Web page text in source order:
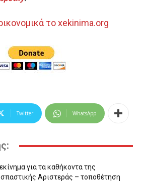
το xekinima.org
Twitter WhatsApp
για τα καθήκοντα της
Αριστεράς – τοποθέτηση